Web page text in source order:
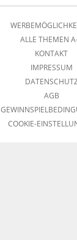
ALLE THEMEN
KONTAKT
IMPRESSUM
AGB
COOKIE-